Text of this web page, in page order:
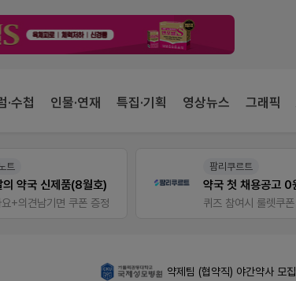
·수첩 인물·연재 특집·기획 영상뉴스 그래픽
트
의 약국 신제품(8월호)
+의견남기면 쿠폰 증정
팜리쿠르트
퀴즈 참여시 룰렛쿠폰
약제팀 (협약직) 야간약사 모집